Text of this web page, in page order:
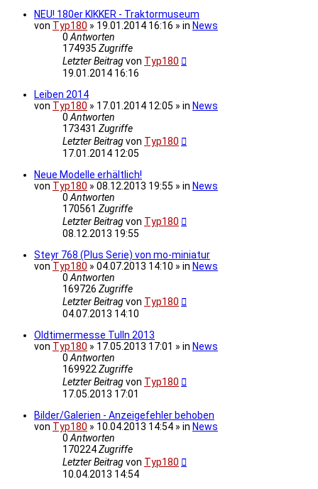
NEU! 180er KIKKER - Traktormuseum
von Typ180 » 19.01.2014 16:16 » in News
0Antworten
174935 Zugriffe
Letzter Beitragvon Typ180
19.01.2014 16:16
Leiben 2014
von Typ180 » 17.01.2014 12:05 » in News
0Antworten
173431 Zugriffe
Letzter Beitragvon Typ180
17.01.2014 12:05
Neue Modelle erhältlich!
von Typ180 » 08.12.2013 19:55 » in News
0Antworten
170561 Zugriffe
Letzter Beitragvon Typ180
08.12.2013 19:55
Steyr 768 (Plus Serie) von mo-miniatur
von Typ180 » 04.07.2013 14:10 » in News
0Antworten
169726 Zugriffe
Letzter Beitragvon Typ180
04.07.2013 14:10
Oldtimermesse Tulln 2013
von Typ180 » 17.05.2013 17:01 » in News
0Antworten
169922Zugriffe
Letzter Beitragvon Typ180
17.05.2013 17:01
Bilder/Galerien - Anzeigefehler behoben
von Typ180 » 10.04.2013 14:54 » in News
0Antworten
170224Zugriffe
Letzter Beitragvon Typ180
10.04.2013 14:54